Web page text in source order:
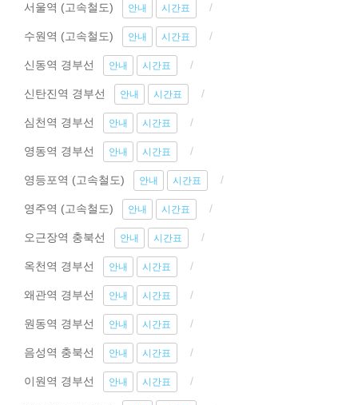
서울역 (고속철도) 안내 시간표
수원역 (고속철도) 안내 시간표
신동역 경부선 안내 시간표
신탄진역 경부선 안내 시간표
심천역 경부선 안내 시간표
영동역 경부선 안내 시간표
영등포역 (고속철도) 안내 시간표
영주역 (고속철도) 안내 시간표
오근장역 충북선 안내 시간표
옥천역 경부선 안내 시간표
왜관역 경부선 안내 시간표
원동역 경부선 안내 시간표
음성역 충북선 안내 시간표
이원역 경부선 안내 시간표